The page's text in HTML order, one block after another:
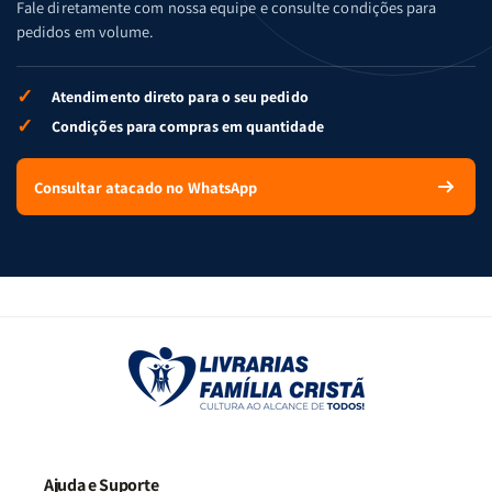
Fale diretamente com nossa equipe e consulte condições para
pedidos em volume.
✓ Atendimento direto para o seu pedido
✓ Condições para compras em quantidade
Consultar atacado no WhatsApp
Ajuda e Suporte